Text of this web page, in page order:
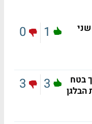
1
0
לא לפני החתונה של הנסיך בטח
3
3